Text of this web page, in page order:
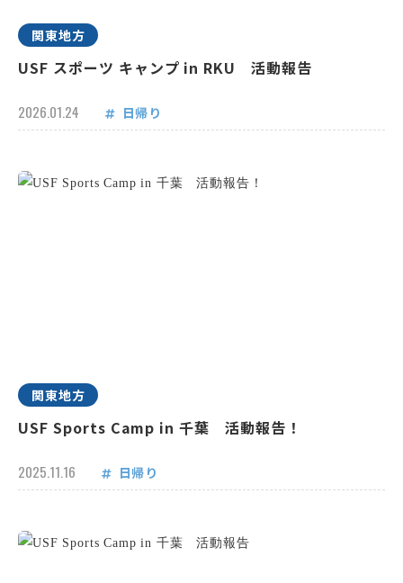
関東地方
USF スポーツ キャンプ in RKU 活動報告
2026.01.24 日帰り
関東地方
USF Sports Camp in 千葉 活動報告！
2025.11.16 日帰り